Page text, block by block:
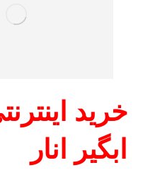
خرید
ابگیر انار